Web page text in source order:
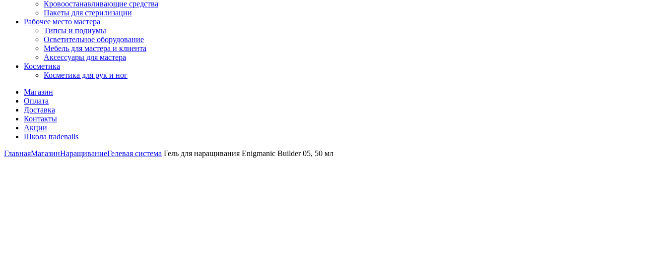
Кровоостанавливающие средства
Пакеты для стерилизации
Рабочее место мастера
Типсы и подиумы
Осветительное оборудование
Мебель для мастера и клиента
Аксессуары для мастера
Косметика
Косметика для рук и ног
Магазин
Оплата
Доставка
Контакты
Акции
Школа tradenails
ГлавнаяМагазинНаращиваниеГелевая система Гель для наращивания Enigmanic Builder 05, 50 мл